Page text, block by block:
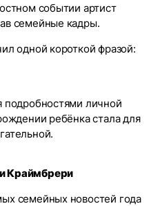
событии артист
семейные кадры.
одной короткой фразой:
подробностями личной
ребёнка стала для
Краймбрери
семейных новостей года